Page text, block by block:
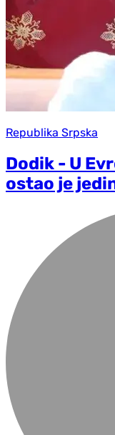
Republika Srpska
Dodik - U
ostao je